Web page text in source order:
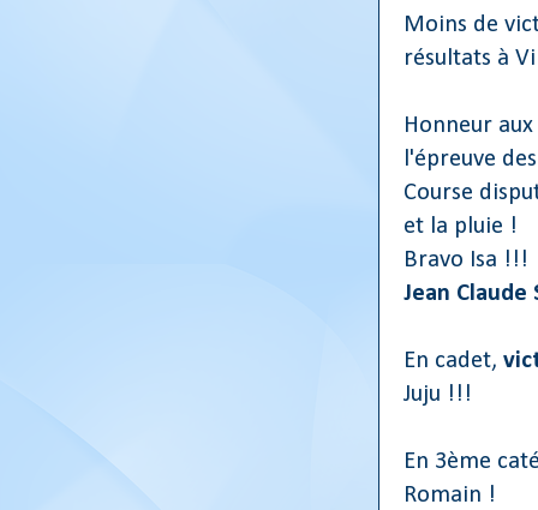
Moins de
résultats à
Honneur
l'épreuve
Course
et la pluie !
Bravo Isa !!!
Jean Claude
En cadet,
Juju !!!
En 3ème
Romain !